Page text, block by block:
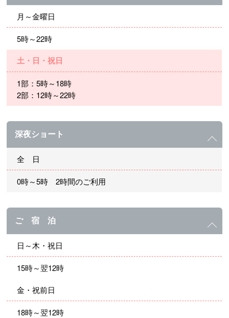
月～金曜日
5時～22時
土・日・祝日
1部：5時～18時
2部：12時～22時
深夜ショート
全 日
0時～5時 2時間のご利用
ご 宿 泊
日～木・祝日
15時～翌12時
金・祝前日
18時～翌12時